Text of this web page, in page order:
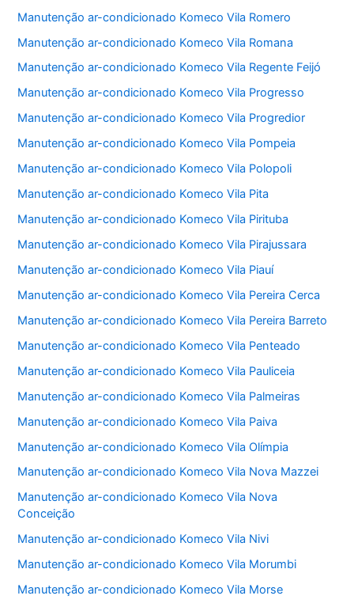
Manutenção ar-condicionado Komeco Vila Romero
Manutenção ar-condicionado Komeco Vila Romana
Manutenção ar-condicionado Komeco Vila Regente Feijó
Manutenção ar-condicionado Komeco Vila Progresso
Manutenção ar-condicionado Komeco Vila Progredior
Manutenção ar-condicionado Komeco Vila Pompeia
Manutenção ar-condicionado Komeco Vila Polopoli
Manutenção ar-condicionado Komeco Vila Pita
Manutenção ar-condicionado Komeco Vila Pirituba
Manutenção ar-condicionado Komeco Vila Pirajussara
Manutenção ar-condicionado Komeco Vila Piauí
Manutenção ar-condicionado Komeco Vila Pereira Cerca
Manutenção ar-condicionado Komeco Vila Pereira Barreto
Manutenção ar-condicionado Komeco Vila Penteado
Manutenção ar-condicionado Komeco Vila Pauliceia
Manutenção ar-condicionado Komeco Vila Palmeiras
Manutenção ar-condicionado Komeco Vila Paiva
Manutenção ar-condicionado Komeco Vila Olímpia
Manutenção ar-condicionado Komeco Vila Nova Mazzei
Manutenção ar-condicionado Komeco Vila Nova
Conceição
Manutenção ar-condicionado Komeco Vila Nivi
Manutenção ar-condicionado Komeco Vila Morumbi
Manutenção ar-condicionado Komeco Vila Morse